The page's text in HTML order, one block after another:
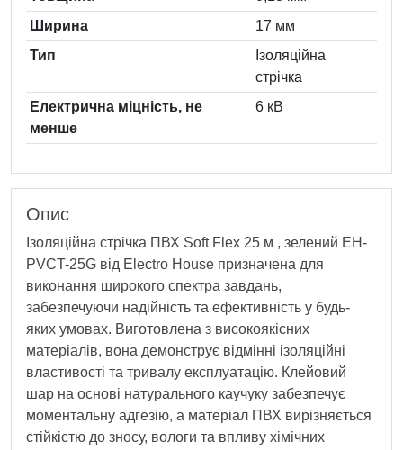
Ширина
17 мм
Тип
Ізоляційна
стрічка
Електрична міцність, не
менше
6 кВ
Опис
Ізоляційна стрічка ПВХ Soft Flex 25 м , зелений EH-
PVCT-25G від Electro House призначена для
виконання широкого спектра завдань,
забезпечуючи надійність та ефективність у будь-
яких умовах. Виготовлена з високоякісних
матеріалів, вона демонструє відмінні ізоляційні
властивості та тривалу експлуатацію. Клейовий
шар на основі натурального каучуку забезпечує
моментальну адгезію, а матеріал ПВХ вирізняється
стійкістю до зносу, вологи та впливу хімічних